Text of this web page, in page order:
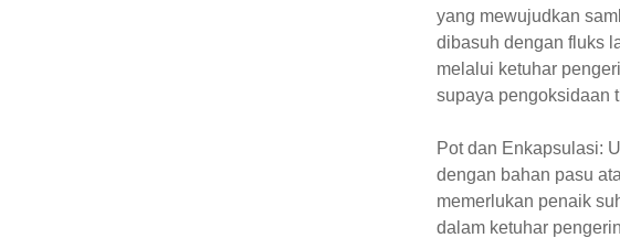
yang mewujudkan
dibasuh dengan fluks
melalui ketuhar
supaya pengoksidaan
Pot dan Enkapsulasi:
dengan bahan pasu
memerlukan penaik
dalam ketuhar